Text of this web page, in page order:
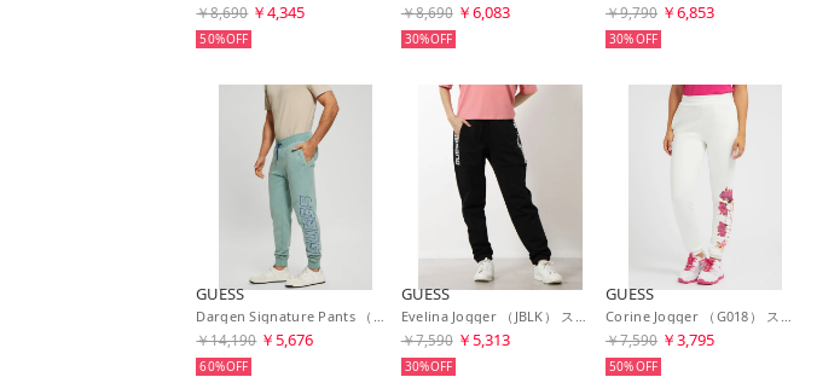
￥8,690 ￥4,345
50%
￥8,690 ￥6,083
30%
￥9,790 ￥6,853
30%
GUESS
Dargen Signature Pants （G7J4） スウェットパンツ
￥14,190 ￥5,676
60%
GUESS
Evelina Jogger （JBLK） スウェットパンツ レディース
￥7,590 ￥5,313
30%
GUESS
Corine Jogger （G018） スウェットパンツ レディース
￥7,590 ￥3,795
50%